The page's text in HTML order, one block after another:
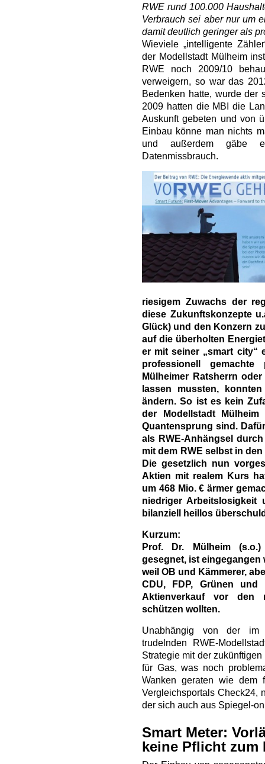
RWE rund 100.000
Verbrauch sei aber nur um
damit deutlich geringer als
Wieviele „intelligente
der Modellstadt Mülheim
RWE noch 2009/10
verweigern, so war das
Bedenken hatte, wurde der
2009 hatten die MBI die
Auskunft gebeten und von
Einbau könne man nichts
und außerdem gäbe
Datenmissbrauch.
riesigem Zuwachs der
diese Zukunftskonzepte
Glück) und den Konzern
auf die überholten
er mit seiner „smart city“
professionell gemachte
Mülheimer Ratsherrn
lassen mussten,
ändern. So ist es kein
der Modellstadt
Quantensprung sind.
als RWE-Anhängsel
mit dem RWE selbst in
Die gesetzlich nun
Aktien mit realem Kurs
um 468 Mio. € ärmer
niedriger Arbeitslosigkeit
bilanziell heillos
Kurzum:
Prof. Dr. Mülheim
gesegnet, ist eingegangen
weil OB und Kämmerer,
CDU, FDP, Grünen
Aktienverkauf vor den
schützen wollten.
Unabhängig von der im
trudelnden RWE-
Strategie mit der
für Gas, was noch
Wanken geraten wie dem
Vergleichsportals Check24,
der sich auch aus Spiegel-
Smart Meter:
keine Pflicht zum